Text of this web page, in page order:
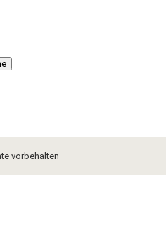
vorbehalten